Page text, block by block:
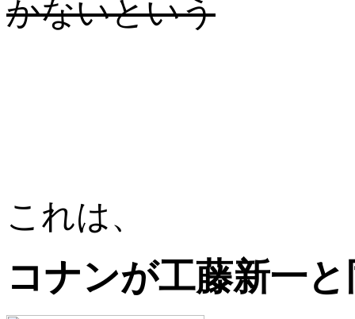
かないという
これは、
コナンが工藤新一